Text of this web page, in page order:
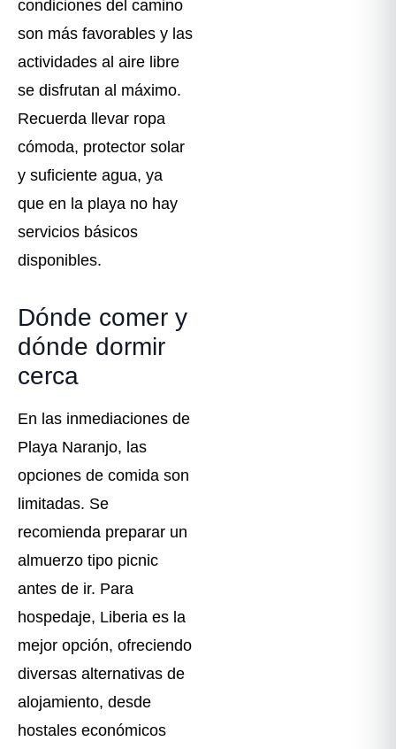
condiciones del camino
son más favorables y las
actividades al aire libre
se disfrutan al máximo.
Recuerda llevar ropa
cómoda, protector solar
y suficiente agua, ya
que en la playa no hay
servicios básicos
disponibles.
Dónde comer y
dónde dormir
cerca
En las inmediaciones de
Playa Naranjo, las
opciones de comida son
limitadas. Se
recomienda preparar un
almuerzo tipo picnic
antes de ir. Para
hospedaje, Liberia es la
mejor opción, ofreciendo
diversas alternativas de
alojamiento, desde
hostales económicos